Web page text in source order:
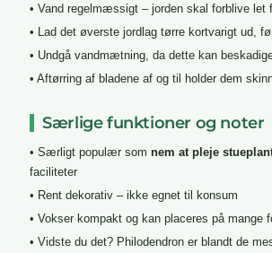
• Vand regelmæssigt – jorden skal forblive let
• Lad det øverste jordlag tørre kortvarigt ud,
• Undgå vandmætning, da dette kan
• Aftørring af bladene af og til holder dem
Særlige funktioner og noter
• Særligt populær som nem at pleje
faciliteter
• Rent dekorativ – ikke egnet til konsum
• Vokser kompakt og kan placeres på mange
• Vidste du det? Philodendron er blandt de